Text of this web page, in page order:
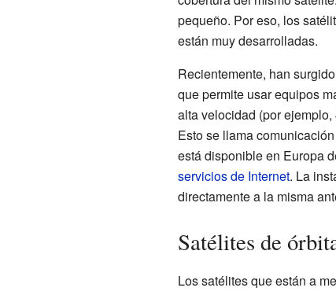
pequeño. Por eso, los
están muy desarrolladas.
Recientemente, han
que permite usar equipos
alta velocidad (por
Esto se llama
está disponible en Europa
servicios de Internet. La
directamente a la misma
Satélites de
Los satélites que están a